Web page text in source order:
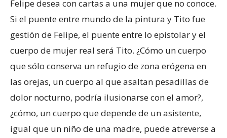
Felipe desea con cartas a una mujer que no conoce.
Si el puente entre mundo de la pintura y Tito fue
gestión de Felipe, el puente entre lo epistolar y el
cuerpo de mujer real será Tito. ¿Cómo un cuerpo
que sólo conserva un refugio de zona erógena en
las orejas, un cuerpo al que asaltan pesadillas de
dolor nocturno, podría ilusionarse con el amor?,
¿cómo, un cuerpo que depende de un asistente,
igual que un niño de una madre, puede atreverse a